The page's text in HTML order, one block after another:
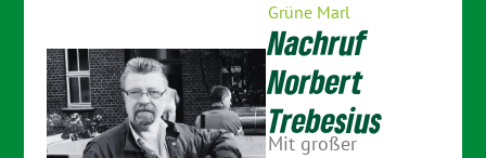
Grüne Marl
Nachruf
Norbert
Trebesius
Mit großer